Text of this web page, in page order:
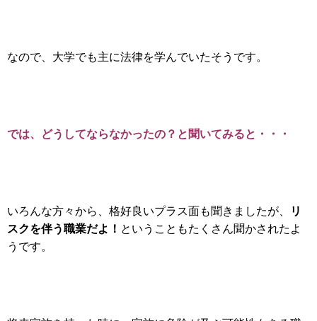
なので、大学でも主に法律を学んでいたそうです。
では、どうしてならなかったの？と聞いてみると・・・
いろんな方々から、格好良いプラス面も聞きましたが、
リ
スクを伴う職業だよ！ ということもたくさん聞かされたよ
うです。